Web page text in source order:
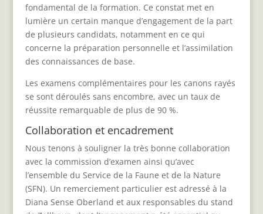
fondamental de la formation. Ce constat met en
lumière un certain manque d’engagement de la part
de plusieurs candidats, notamment en ce qui
concerne la préparation personnelle et l’assimilation
des connaissances de base.
Les examens complémentaires pour les canons rayés
se sont déroulés sans encombre, avec un taux de
réussite remarquable de plus de 90 %.
Collaboration et encadrement
Nous tenons à souligner la très bonne collaboration
avec la commission d’examen ainsi qu’avec
l’ensemble du Service de la Faune et de la Nature
(SFN). Un remerciement particulier est adressé à la
Diana Sense Oberland et aux responsables du stand